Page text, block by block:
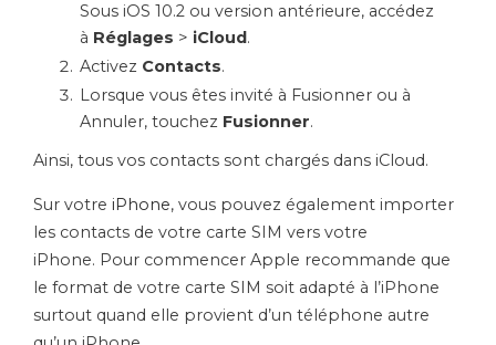
Sous iOS 10.2 ou version antérieure, accédez
à Réglages > iCloud .
Activez Contacts.
Lorsque vous êtes invité à Fusionner ou à
Annuler, touchez Fusionner.
Ainsi, tous vos contacts sont chargés dans iCloud.
Sur votre iPhone, vous pouvez également importer
les contacts de votre carte SIM vers votre
iPhone. Pour commencer Apple recommande que
le format de votre carte SIM soit adapté à l’iPhone
surtout quand elle provient d’un téléphone autre